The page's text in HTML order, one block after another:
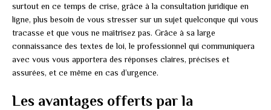
surtout en ce temps de crise, grâce à la consultation juridique en
ligne, plus besoin de vous stresser sur un sujet quelconque qui vous
tracasse et que vous ne maîtrisez pas. Grâce à sa large
connaissance des textes de loi, le professionnel qui communiquera
avec vous vous apportera des réponses claires, précises et
assurées, et ce même en cas d’urgence.
Les avantages offerts par la